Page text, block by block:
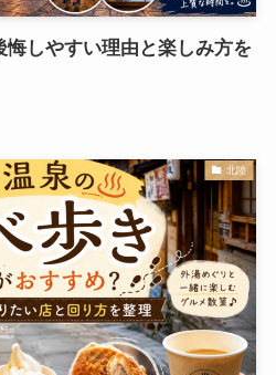
しやすい理由と楽しみ方を
北陸